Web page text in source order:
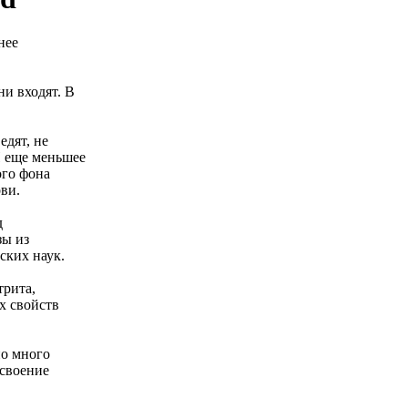
входят. В
не
еще меньшее
фона
из
наук.
свойств
много